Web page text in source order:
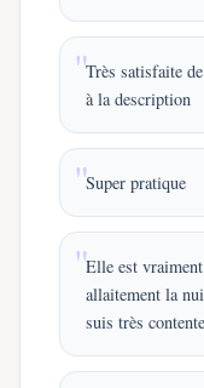
Très satisfaite
à la description
Super pratique
Elle est
allaitement la
suis très